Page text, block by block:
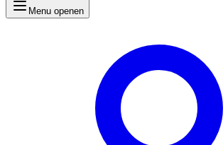
Menu openen